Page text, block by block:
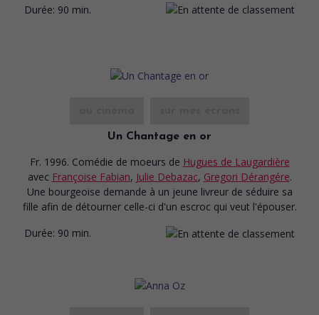
Durée: 90 min.
Un Chantage en or
Fr. 1996. Comédie de moeurs de Hugues de Laugardière
avec Françoise Fabian, Julie Debazac, Gregori Dérangére.
Une bourgeoise demande à un jeune livreur de séduire sa
fille afin de détourner celle-ci d'un escroc qui veut l'épouser.
Durée: 90 min.